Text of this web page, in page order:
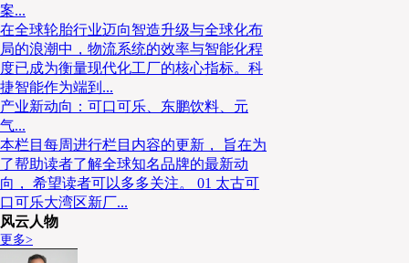
案...
在全球轮胎行业迈向智造升级与全球化布
局的浪潮中，物流系统的效率与智能化程
度已成为衡量现代化工厂的核心指标。科
捷智能作为端到...
产业新动向：可口可乐、东鹏饮料、元
气...
本栏目每周进行栏目内容的更新， 旨在为
了帮助读者了解全球知名品牌的最新动
向， 希望读者可以多多关注。 01 太古可
口可乐大湾区新厂...
风云人物
更多>